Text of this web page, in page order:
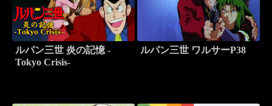
ルパン三世 炎の記憶 -
Tokyo Crisis-
ルパン三世 ワルサーP38